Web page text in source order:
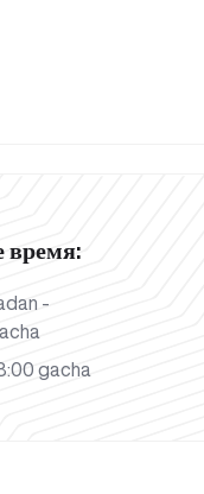
время:
-
gacha